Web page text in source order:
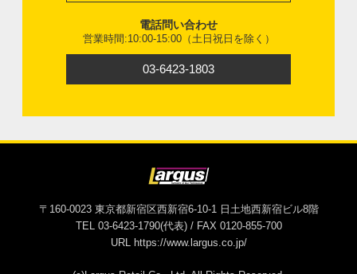
電話問い合わせ
営業時間:10:00-15:00（土日祝日を除く）
03-6423-1803
〒160-0023 東京都新宿区西新宿6-10-1 日土地西新宿ビル8階
TEL 03-6423-1790(代表) / FAX 0120-855-700
URL https://www.largus.co.jp/